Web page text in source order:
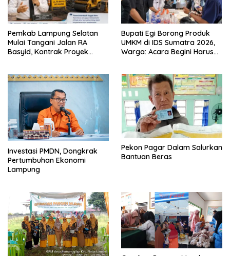
Pemkab Lampung Selatan
Mulai Tangani Jalan RA
Basyid, Kontrak Proyek
Bupati Egi Borong Produk
UMKM di IDS Sumatra 2026,
Warga: Acara Begini Harus
Investasi PMDN, Dongkrak
Pertumbuhan Ekonomi
Lampung
Pekon Pagar Dalam Salurkan
Bantuan Beras